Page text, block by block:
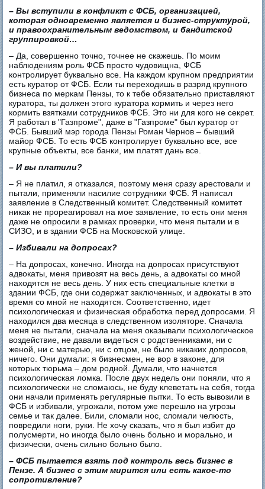
– Вы вступили в конфликт с ФСБ, организацией,
которая одновременно является и бизнес-структурой,
и правоохранительным ведомством, и бандитской
группировкой…
– Да, совершенно точно, точнее не скажешь. По моим
наблюдениям роль ФСБ просто чудовищна, ФСБ
контролирует буквально все. На каждом крупном предприятии
есть куратор от ФСБ. Если ты переходишь в разряд крупного
бизнеса по меркам Пензы, то к тебе обязательно приставляют
куратора, ты должен этого куратора кормить и через него
кормить взятками сотрудников ФСБ. Это ни для кого не секрет.
Я работал в "Газпроме", даже в "Газпроме" был куратор от
ФСБ. Бывший мэр города Пензы Роман Чернов – бывший
майор ФСБ. То есть ФСБ контролирует буквально все, все
крупные объекты, все банки, им платят дань все.
– И вы платили?
– Я не платил, я отказался, поэтому меня сразу арестовали и
пытали, применяли насилие сотрудники ФСБ. Я написал
заявление в Следственный комитет. Следственный комитет
никак не прореагировал на мое заявление, то есть они меня
даже не опросили в рамках проверки, что меня пытали и в
СИЗО, и в здании ФСБ на Московской улице.
– Избивали на допросах?
– На допросах, конечно. Иногда на допросах присутствуют
адвокаты, меня привозят на весь день, а адвокаты со мной
находятся не весь день. У них есть специальные клетки в
здании ФСБ, где они содержат заключенных, и адвокаты в это
время со мной не находятся. Соответственно, идет
психологическая и физическая обработка перед допросами. Я
находился два месяца в следственном изоляторе. Сначала
меня не пытали, сначала на меня оказывали психологическое
воздействие, не давали видеться с родственниками, ни с
женой, ни с матерью, ни с отцом, не было никаких допросов,
ничего. Они думали: я бизнесмен, не вор в законе, для
которых тюрьма – дом родной. Думали, что начнется
психологическая ломка. После двух недель они поняли, что я
психологически не сломаюсь, не буду клеветать на себя, тогда
они начали применять регулярные пытки. То есть вывозили в
ФСБ и избивали, угрожали, потом уже перешло на угрозы
семье и так далее. Били, сломали нос, сломали челюсть,
повредили ноги, руки. Не хочу сказать, что я был избит до
полусмерти, но иногда было очень больно и морально, и
физически, очень сильно больно было.
– ФСБ пытается взять под контроль весь бизнес в
Пензе. А бизнес с этим мирится или есть какое-то
сопротивление?